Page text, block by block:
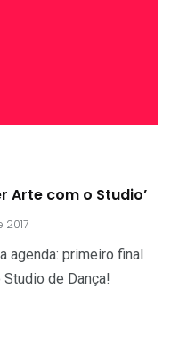
Arte com o Studio’
2017
agenda: primeiro final
de Dança!